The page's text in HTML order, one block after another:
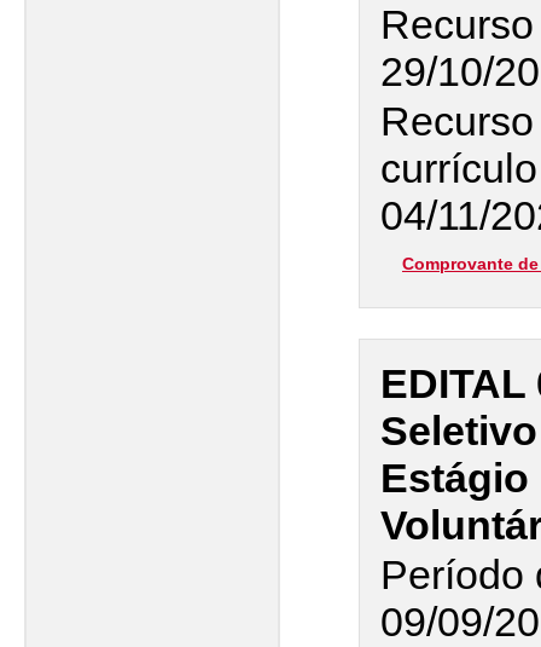
29/10/
04/11/
Comprovante
Período
09/09/